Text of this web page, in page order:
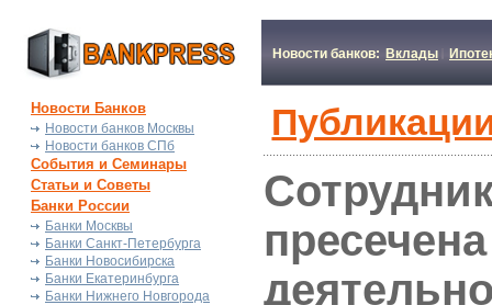
Новости банков: Вклады
Новости Банков
Новости банков Москвы
Новости банков СПб
События и Семинары
Статьи и Советы
Банки России
Банки Москвы
Банки Санкт-Петербурга
Банки Новосибирска
Банки Екатеринбурга
Банки Нижнего Новгорода